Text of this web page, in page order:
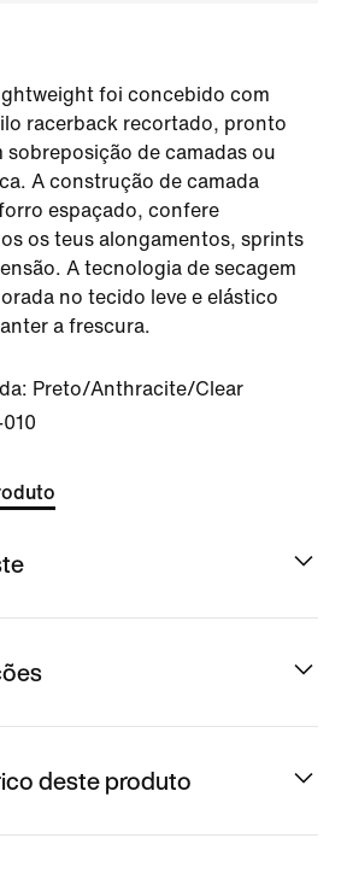
foi concebido com
racerback recortado, pronto
sobreposição de camadas ou
A construção de camada
espaçado, confere
os teus alongamentos, sprints
A tecnologia de secagem
no tecido leve e elástico
a frescura.
Preto/Anthracite/Clear
deste produto